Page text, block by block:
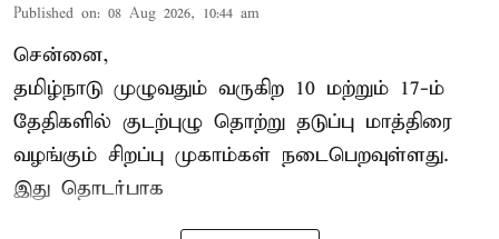
Published on: 08 Aug 2026, 10:44 am
சென்னை,
தமிழ்நாடு முழுவதும் வருகிற 10 மற்றும் 17-ம்
தேதிகளில் குடற்புழு தொற்று தடுப்பு மாத்திரை
வழங்கும் சிறப்பு முகாம்கள் நடைபெறவுள்ளது.
இது தொடர்பாக